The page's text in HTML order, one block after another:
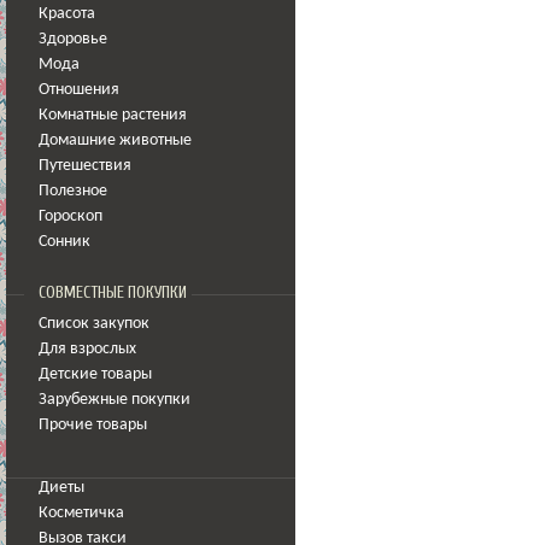
Красота
Здоровье
Мода
Отношения
Комнатные растения
Домашние животные
Путешествия
Полезное
Гороскоп
Сонник
СОВМЕСТНЫЕ ПОКУПКИ
Список закупок
Для взрослых
Детские товары
Зарубежные покупки
Прочие товары
Диеты
Косметичка
Вызов такси